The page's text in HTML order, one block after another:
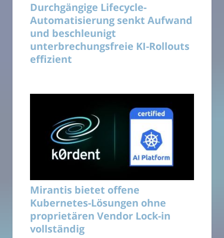
Durchgängige Lifecycle-
Automatisierung senkt Aufwand
und beschleunigt
unterbrechungsfreie KI-Rollouts
effizient
Mirantis bietet offene
Kubernetes-Lösungen ohne
proprietären Vendor Lock-in
vollständig